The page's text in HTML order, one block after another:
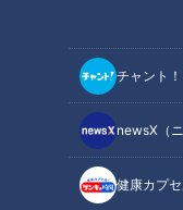
チャント！
newsX（
健康カプ
て野菜で昼食